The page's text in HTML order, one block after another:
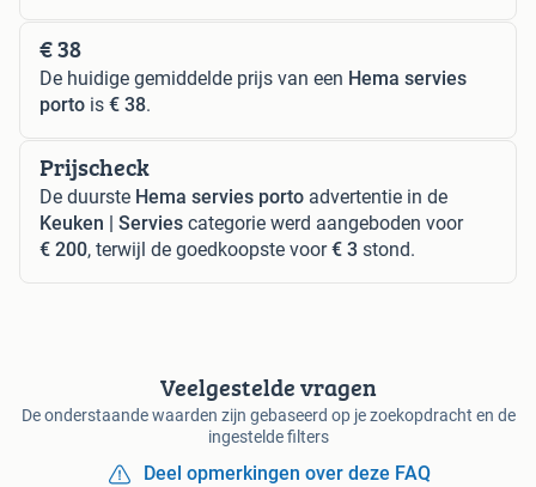
€ 38
De huidige gemiddelde prijs van een Hema servies
porto is € 38.
Prijscheck
De duurste Hema servies porto advertentie in de
Keuken | Servies categorie werd aangeboden voor
€ 200, terwijl de goedkoopste voor€ 3 stond.
Veelgestelde vragen
De onderstaande waarden zijn gebaseerd op je zoekopdracht en de
ingestelde filters
Deel opmerkingen over deze FAQ